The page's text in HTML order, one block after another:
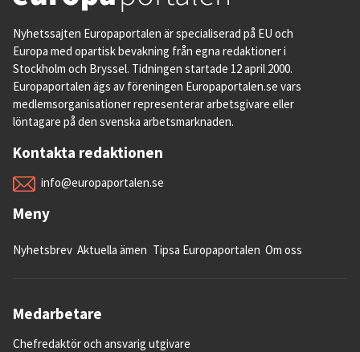
Nyhetssajten Europaportalen är specialiserad på EU och
Europa med opartisk bevakning från egna redaktioner i
Stockholm och Bryssel. Tidningen startade 12 april 2000.
Europaportalen ägs av föreningen Europaportalen.se vars
medlemsorganisationer representerar arbetsgivare eller
löntagare på den svenska arbetsmarknaden.
Kontakta redaktionen
info@europaportalen.se
Meny
Nyhetsbrev Aktuella ämen Tipsa Europaportalen Om oss
Medarbetare
Chefredaktör och ansvarig utgivare